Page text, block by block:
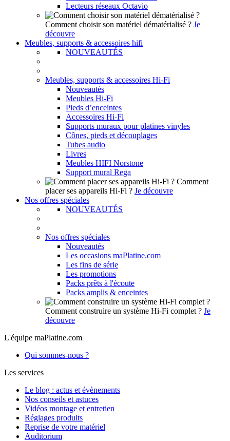
Lecteurs réseaux Octavio
Comment choisir son matériel dématérialisé ? Je
découvre
Meubles, supports & accessoires hifi
NOUVEAUTÉS
Meubles, supports & accessoires Hi-Fi
Nouveautés
Meubles Hi-Fi
Pieds d’enceintes
Accessoires Hi-Fi
Supports muraux pour platines vinyles
Cônes, pieds et découplages
Tubes audio
Livres
Meubles HIFI Norstone
Support mural Rega
Comment
placer ses appareils Hi-Fi ? Je découvre
Nos offres spéciales
NOUVEAUTÉS
Nos offres spéciales
Nouveautés
Les occasions maPlatine.com
Les fins de série
Les promotions
Packs prêts à l'écoute
Packs amplis & enceintes
Comment construire un système Hi-Fi complet ? Je
découvre
L'équipe maPlatine.com
Qui sommes-nous ?
Les services
Le blog : actus et évènements
Nos conseils et astuces
Vidéos montage et entretien
Réglages produits
Reprise de votre matériel
Auditorium